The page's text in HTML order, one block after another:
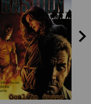
Stephen King